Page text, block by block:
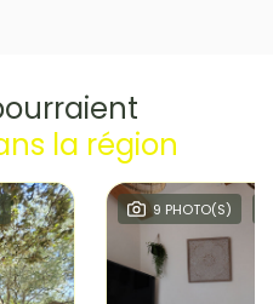
la région
9 PHOTO(S)